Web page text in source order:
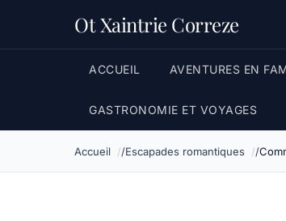
Ot Xaintrie Correze
ACCUEIL AVENTURES EN
GASTRONOMIE ET VOYAGES
Accueil Escapades romantiques